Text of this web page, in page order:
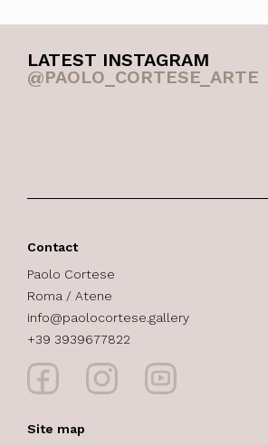
LATEST INSTAGRAM
@PAOLO_CORTESE_ARTE
Contact
Paolo Cortese
Roma / Atene
info@paolocortese.gallery
+39 3939677822
Site map